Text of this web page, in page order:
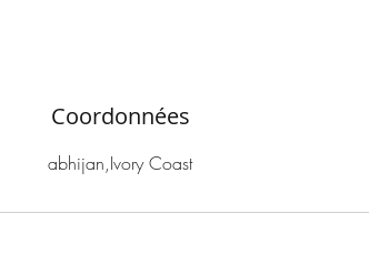
Coordonnées
abhijan,Ivory Coast